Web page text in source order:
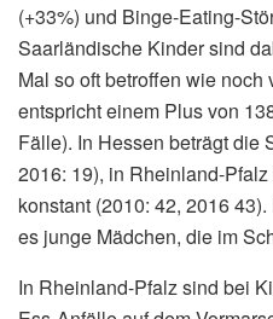
(+33%) und Binge-Eating-
Saarländische Kinder sind
Mal so oft betroffen wie noch
entspricht einem Plus von
Fälle). In Hessen beträgt die
2016: 19), in Rheinland-
konstant (2010: 42, 2016
es junge Mädchen, die im
In Rheinland-Pfalz sind bei